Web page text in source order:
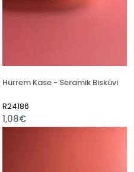
Hürrem Kase - Seramik Bisküvi
R24186
1,08€